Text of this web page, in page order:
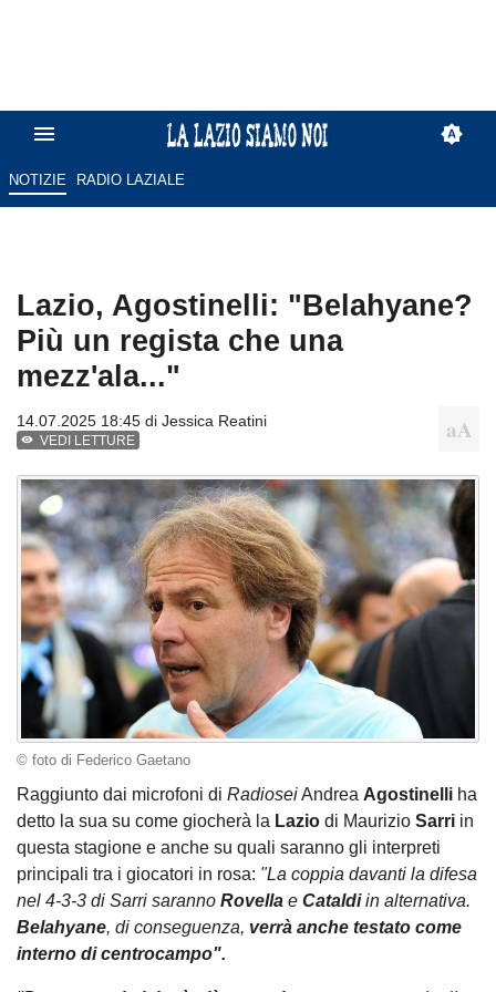
NOTIZIE RADIO LAZIALE
Lazio, Agostinelli: "Belahyane?
Più un regista che una
mezz'ala..."
14.07.2025 18:45 di Jessica Reatini
VEDI LETTURE
© foto di Federico Gaetano
Raggiunto dai microfoni di RadioseiAndrea Agostinelli ha
detto la sua su come giocherà la Lazio di Maurizio Sarri in
questa stagione e anche su quali saranno gli interpreti
principali tra i giocatori in rosa: "La coppia davanti la difesa
nel 4-3-3 di Sarri saranno Rovella e Cataldiin alternativa.
Belahyane, di conseguenza, verrà anche testato come
interno di centrocampo".